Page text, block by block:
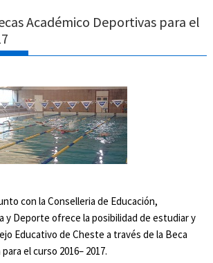
Académico Deportivas para el
con la Conselleria de Educación,
y Deporte ofrece la posibilidad de estudiar y
Educativo de Cheste a través de la Beca
el curso 2016– 2017.